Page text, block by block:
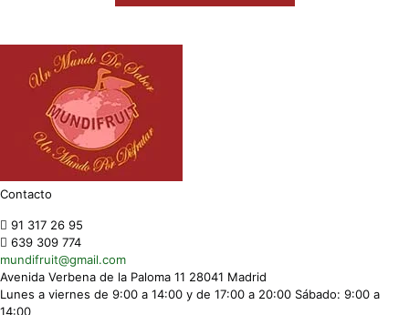
Contacto
91 317 26 95
639 309 774
mundifruit@gmail.com
Avenida Verbena de la Paloma 11 28041 Madrid
Lunes a viernes de 9:00 a 14:00 y de 17:00 a 20:00 Sábado: 9:00 a
14:00